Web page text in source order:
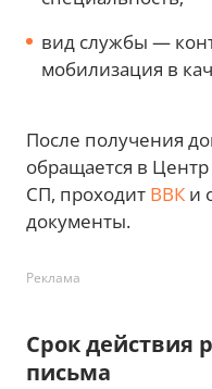
вид службы —
мобилизация в
После получения
обращается в
СП, проходит ВВК и
документы.
Реклама
Срок действия
письма